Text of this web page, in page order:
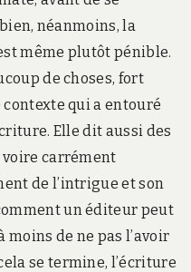
néanmoins, la
même plutôt pénible.
de choses, fort
qui a entouré
Elle dit aussi des
carrément
de l’intrigue et son
un éditeur peut
moins de ne pas l’avoir
se termine, l’écriture